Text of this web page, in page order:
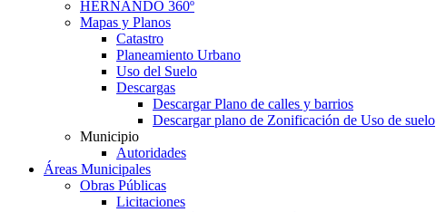
HERNANDO 360º
Mapas y Planos
Catastro
Planeamiento Urbano
Uso del Suelo
Descargas
Descargar Plano de calles y barrios
Descargar plano de Zonificación de Uso de suelo
Municipio
Autoridades
Áreas Municipales
Obras Públicas
Licitaciones